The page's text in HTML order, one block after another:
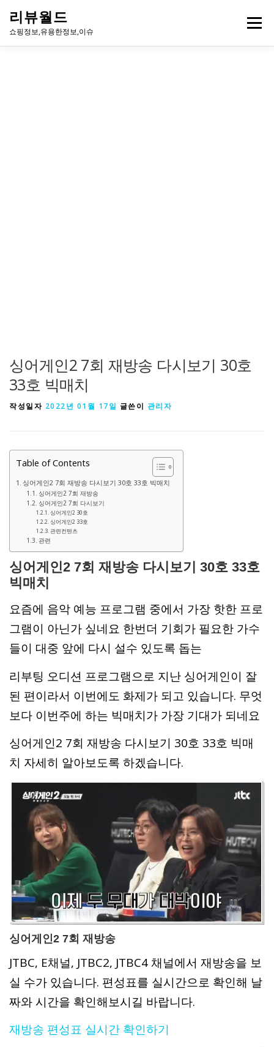
리뷰월드
쇼핑정보,유용한정보,이슈
메뉴
싱어게인2 7회 재방송 다시보기 30호
33호 빅매치
작성일자 2022년 01월 17일 글쓴이 관리자
Table of Contents
싱어게인2 7회 재방송 다시보기 30호 33호 빅매치
싱어게인2 7회 재방송
싱어게인2 7회 다시보기
싱어게인2 30호
싱어게인2 33호
관련컨텐츠
관련
싱어게인2 7회 재방송 다시보기 30호 33호
빅매치
요즘에 음악 예능 프로그램 중에서 가장 핫한 프로
그램이 아닌가 싶네요 한번더 기회가 필요한 가수
들이 대중 앞에 다시 설수 있도록 돕는
리부팅 오디션 프로그램으로 지난 싱어게인이 잘
된 편이라서 이번에도 화제가 되고 있습니다. 무엇
보다 이번주에 하는 빅매치가 가장 기대가 되네요
싱어게인2 7회 재방송 다시보기 30호 33호 빅매
치 자세히 알아보도록 하겠습니다.
싱어게인2 7회 재방송
JTBC, E채널, JTBC2, JTBC4 채널에서 재방송을 보
실 수가 있습니다. 편성표를 실시간으로 확인해 날
짜와 시간을 확인해보시길 바랍니다.
재방송 편성표 실시간 확인하기